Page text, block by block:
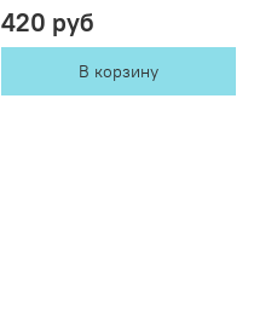
420 руб
В корзину